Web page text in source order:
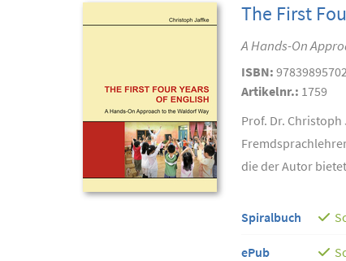
The First
A Hands-On
ISBN:
Artikelnr.: 1759
Prof. Dr.
die der Autor
Spiralbuch
ePub